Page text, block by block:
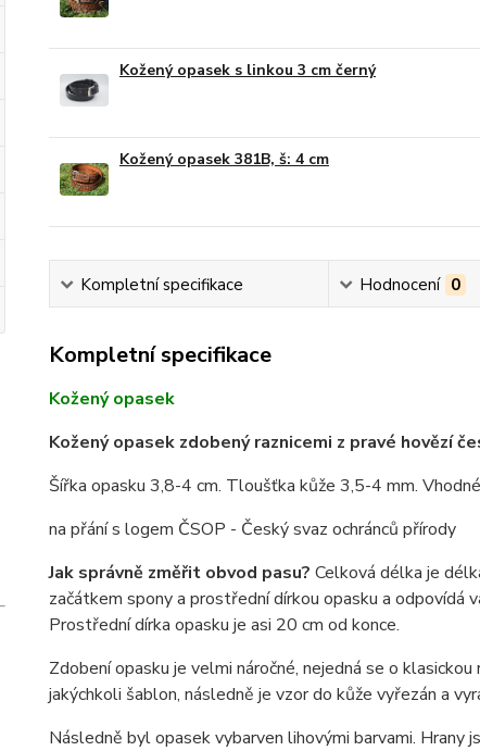
Kožený opasek s linkou 3 cm černý
Kožený opasek 381B, š: 4 cm
Kompletní specifikace Hodnocení 0
Kompletní specifikace
Kožený opasek
Kožený opasek zdobený raznicemi z pravé hovězí
Šířka opasku 3,8-4 cm. Tloušťka kůže 3,5-4 mm.
na přání s logem ČSOP - Český svaz ochránců přírody
Jak správně změřit obvod pasu? Celková délka je
začátkem spony a prostřední dírkou opasku a odpovídá
Prostřední dírka opasku je asi 20 cm od konce.
Zdobení opasku je velmi náročné, nejedná se o
jakýchkoli šablon, následně je vzor do kůže vyřezán a
Následně byl opasek vybarven lihovými barvami. Hrany